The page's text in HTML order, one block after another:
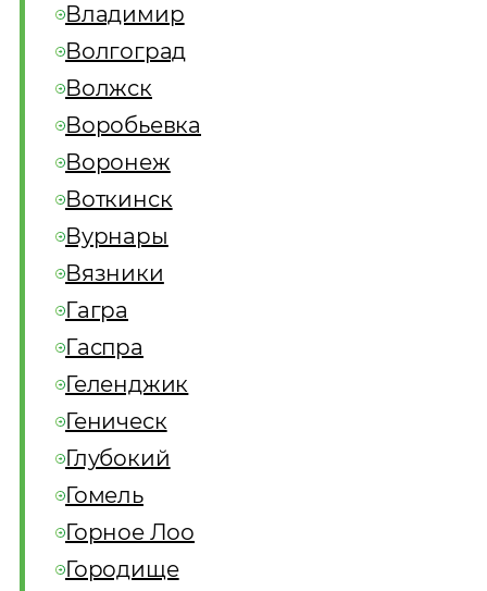
Владимир
Волгоград
Волжск
Воробьевка
Воронеж
Воткинск
Вурнары
Вязники
Гагра
Гаспра
Геленджик
Геническ
Глубокий
Гомель
Горное Лоо
Городище